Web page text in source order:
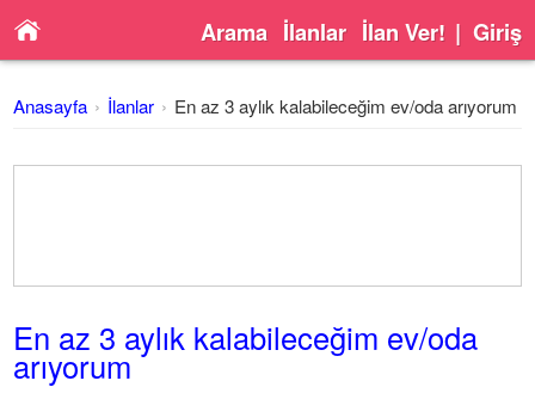
Arama İlanlar İlan Ver! | Giriş
Anasayfa İlanlar En az 3 aylık kalabileceğim ev/oda arıyorum
En az 3 aylık kalabileceğim ev/oda
arıyorum